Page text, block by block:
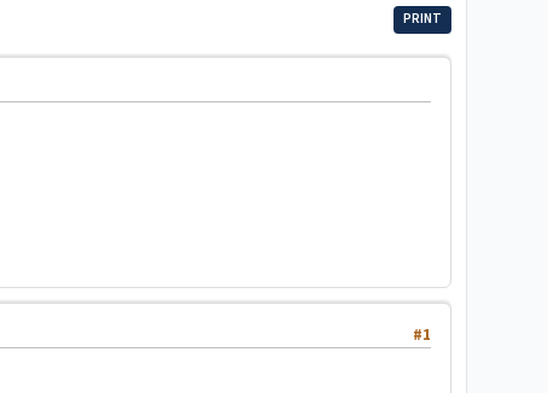
PRINT
#1